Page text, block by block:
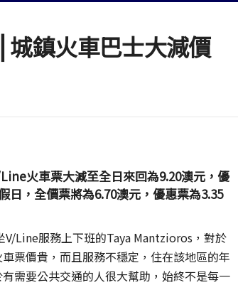
城鎮火車巴士大減價
火車票大減至全日來回為9.20澳元，優
，全價票將為6.70澳元，優惠票為3.35
Line服務上下班的Taya Mantzioros，對於
票價貴，而且服務不穩定，住在該地區的年
需要公共交通的人很大幫助，始終不是每一